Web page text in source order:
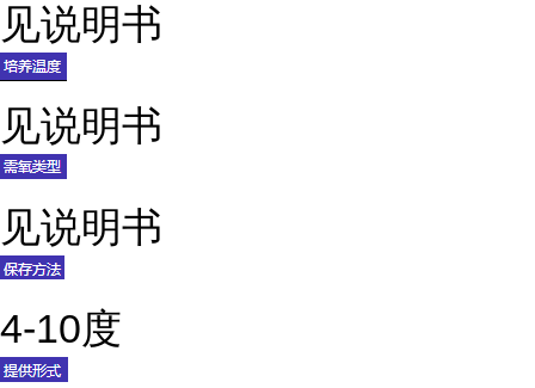
见说明书
见说明书
见说明书
4-10度